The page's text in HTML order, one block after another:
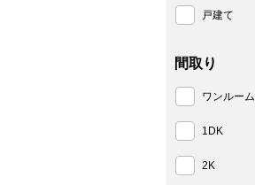
戸建て
間取り
ワンルーム
1DK
2K